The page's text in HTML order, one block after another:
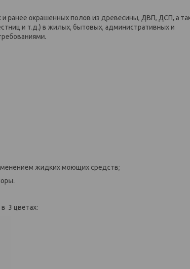
ранее окрашенных полов из древесины, ДВП, ДСП, а
и т.д.) в жилых, бытовых, административных и
жидких моющих средств;
3 цветах: